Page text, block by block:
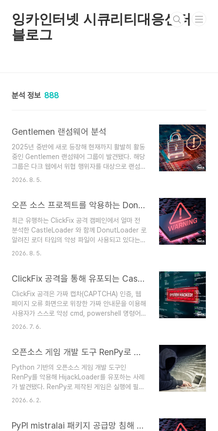
잉카인터넷 시큐리티대응센터
블로그
분석 정보 888
Gentlemen 랜섬웨어 분석
2025년 중반에 새로 등장해 현재까지 활발히 활동
중인 Gentlemen 랜섬웨어 그룹이 발견됐다. 해당
그룹은 다크 웹에서 위협 행위자를 대상으로 랜섬웨
어 서비스와 플랫폼을 홍보하며 Windows, Linux
격에 성공한 피해자의 정보와 탈취한 데이터의 일부
취 전술을 사용하고 있다. Gentleme 랜섬웨어는
Go 언어 기반의 샘플로 Garble 난독화가 적용돼
분석을 어렵게 하며 샘플마다 실행에 필요한 고유의
패스워드를 가진다. 정확한 패스워드와 함께 랜섬웨
설정한 후 파일을 암호화한다. 암호화된 파..
2026. 8. 5.
오픈 소스 프로젝트를 악용하는 DonutLoader 분석
최근 유행하는 ClickFix 공격 캠페인에서 얼마 전
분석한 CastleLoader 와 함께 DonutLoader 로
알려진 로더 타입의 악성 파일이 사용되고 있다는
사실이 발견됐다.DonutLoader 는 Github 에 공
상으로 CLR 인젝션, 셸코드(Shellcode)를 통한
프로젝트를 작성했음을 명시하고 있으나 공격자는
이를 악용해 DonutLoader 라는 악성 파일을 탄
생시켰다.DonutLoader 는 Windows OS 의
AMSI(Antimalware Scan Interface),
2026. 8. 5.
ClickFix 공격을 통해 유포되는 CastleLoader 분석
ClickFix 공격은 가짜 캡차(CAPTCHA) 인증, 웹
페이지 오류 화면으로 위장한 가짜 안내문을 이용해
사용자가 스스로 악성 cmd, powershell 명령어를
실행하도록 유도하는 공격 기법이다. 최근 발견된
RAT 페이로드를 유포하는 정황이 발견됐다. 이번
름으로 진행된다. ClickFix 공격발견된 ClickFix 캠
페인은 Claude AI 로 위장한 도메인을 사용해 사용
자들을 유인한다. 사이트에 접속하면 사용자에게 로
봇이 아님을 증명하라는 가짜 CAPTCHA 안내문
2026. 7. 6.
오픈소스 게임 개발 도구 RenPy로 유포되는 HijackLoader
Python 기반의 오픈소스 게임 개발 도구인
RenPy를 악용해 HijackLoader를 유포하는 사례
가 발견됐다. RenPy로 제작된 게임은 실행에 필요
한 Python 코드와 리소스가 ZIP 파일 형태로 배포
스크립트를 삽입했다. 해당 스크립트는 먼저 샌드박
2026. 6. 2.
PyPI mistralai 패키지 공급망 침해 분석